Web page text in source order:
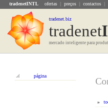
tradenetINTL ofertas | preços | contactos |
tradenet.biz
tradenet
mercado inteligente para
página
»